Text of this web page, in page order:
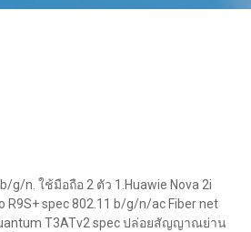
g/n. ใช้มือถือ 2 ตัว 1.Huawie Nova 2i
R9S+ spec 802.11 b/g/n/ac Fiber net
T3ATv2 spec ปล่อยสัญญาณย่าน